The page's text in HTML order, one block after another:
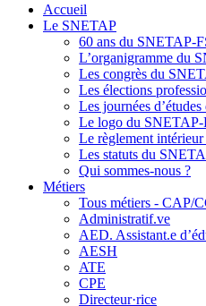
Accueil
Le SNETAP
60 ans du SNETAP-
L’organigramme du
Les congrès du
Les élections
Les journées
Le logo du SNETAP-
Le règlement
Les statuts du
Qui sommes-nous ?
Métiers
Tous métiers - CAP/
Administratif.ve
AED. Assistant.e
AESH
ATE
CPE
Directeur·rice